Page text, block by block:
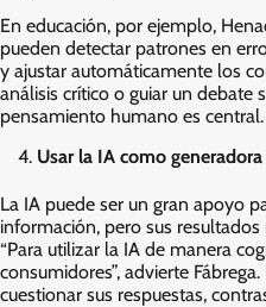
En educación, por ejemplo,
pueden detectar patrones en
y ajustar automáticamente los
análisis crítico o guiar un debate
pensamiento humano es central.
Usar la IA como
La IA puede ser un gran apoyo
información, pero sus
“Para utilizar la IA de manera
consumidores”, advierte
cuestionar sus respuestas,